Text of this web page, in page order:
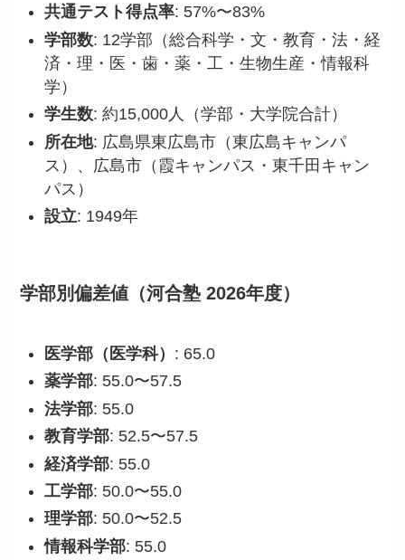
共通テスト得点率: 57%〜83%
学部数: 12学部（総合科学・文・教育・法・経
済・理・医・歯・薬・工・生物生産・情報科
学）
学生数: 約15,000人（学部・大学院合計）
所在地: 広島県東広島市（東広島キャンパ
ス）、広島市（霞キャンパス・東千田キャン
パス）
設立: 1949年
学部別偏差値（河合塾 2026年度）
医学部（医学科） : 65.0
薬学部: 55.0〜57.5
法学部: 55.0
教育学部: 52.5〜57.5
経済学部: 55.0
工学部: 50.0〜55.0
理学部: 50.0〜52.5
情報科学部: 55.0